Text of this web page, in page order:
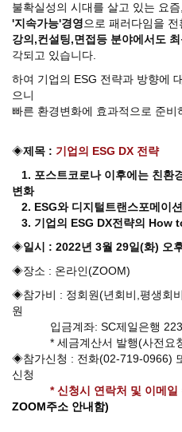
불확실성의 시대를 살고 있는 요
'지속가능'경영으로 패러다임을 전
강의,컨설팅,면접등 분야에서도
각되고 있습니다.
하여 기업의 ESG 전략과 방향에
으니
빠른 환경변화에 효과적으로 준비
◈제목 : 기업의 ESG DX 전략
1. 포스트코로나 이후에는 친환
변화
2. ESG와 디지털트랜스포메이
3. 기업의 ESG DX전략의 How
◈일시 : 2022년 3월 29일(화) 오
◈장소 : 온라인(ZOOM)
◈참가비 : 정회원(년회비,평생회
원
입금계좌: SC제일은행 223-
* 세금계산서 발행(사전요청
◈참가신청 : 전화(02-719-0966)
신청
* 신청시 연락처 및 이메
ZOOM주소 안내함)